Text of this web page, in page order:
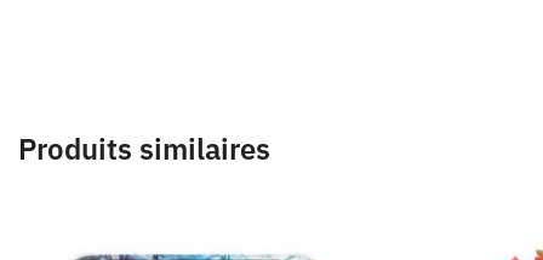
Produits similaires